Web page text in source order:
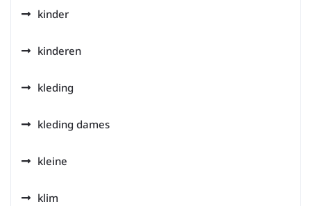
kinder
kinderen
kleding
kleding dames
kleine
klim